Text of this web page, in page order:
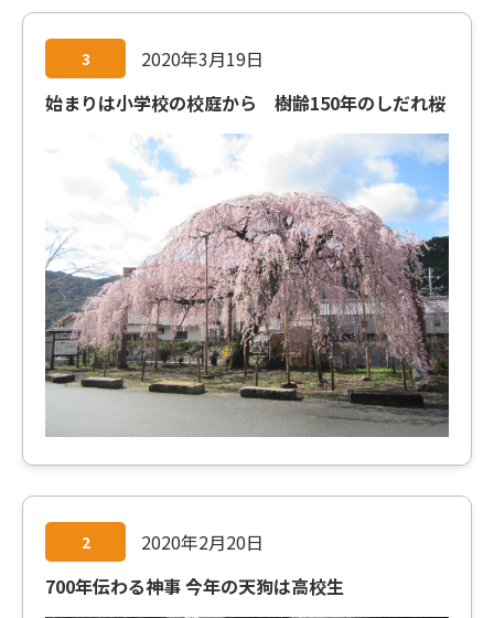
3
2020年3月19日
始まりは小学校の校庭から 樹齢150年のしだれ桜
2
2020年2月20日
700年伝わる神事 今年の天狗は高校生